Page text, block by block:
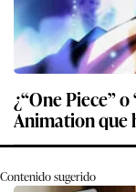
¿“One Piece”
Animation que
Contenido sugerido